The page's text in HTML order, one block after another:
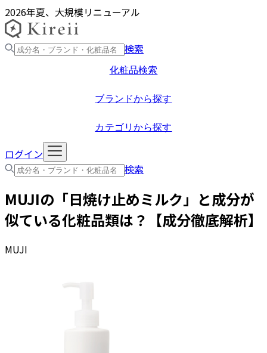
2026年夏、大規模リニューアル
検索
化粧品検索
ブランドから探す
カテゴリから探す
ログイン
検索
MUJIの「日焼け止めミルク 」と成分が
似ている化粧品類は？【成分徹底解析】
MUJI